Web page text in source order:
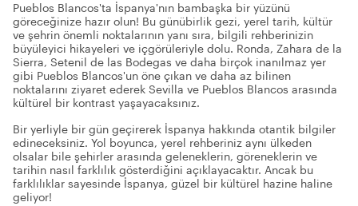
Pueblos Blancos'ta İspanya'nın bambaşka bir yüzünü
göreceğinize hazır olun! Bu günübirlik gezi, yerel tarih, kültür
ve şehrin önemli noktalarının yanı sıra, bilgili rehberinizin
büyüleyici hikayeleri ve içgörüleriyle dolu. Ronda, Zahara de la
Sierra, Setenil de las Bodegas ve daha birçok inanılmaz yer
gibi Pueblos Blancos'un öne çıkan ve daha az bilinen
noktalarını ziyaret ederek Sevilla ve Pueblos Blancos arasında
kültürel bir kontrast yaşayacaksınız.
Bir yerliyle bir gün geçirerek İspanya hakkında otantik bilgiler
edineceksiniz. Yol boyunca, yerel rehberiniz aynı ülkeden
olsalar bile şehirler arasında geleneklerin, göreneklerin ve
tarihin nasıl farklılık gösterdiğini açıklayacaktır. Ancak bu
farklılıklar sayesinde İspanya, güzel bir kültürel hazine haline
geliyor!